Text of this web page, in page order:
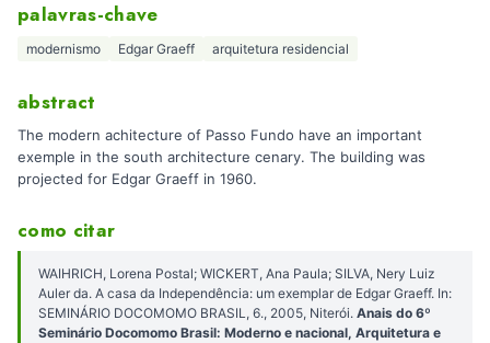
palavras-chave
modernismo Edgar Graeff arquitetura residencial
abstract
The modern achitecture of Passo Fundo have an important
exemple in the south architecture cenary. The building was
projected for Edgar Graeff in 1960.
como citar
WAIHRICH, Lorena Postal; WICKERT, Ana Paula; SILVA, Nery Luiz
Auler da. A casa da Independência: um exemplar de Edgar Graeff. In:
SEMINÁRIO DOCOMOMO BRASIL, 6., 2005, Niterói. Anais do 6º
Seminário Docomomo Brasil: Moderno e nacional, Arquitetura e